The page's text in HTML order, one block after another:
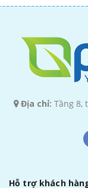
Địa chỉ: Tầng 8,
Hỗ trợ khách